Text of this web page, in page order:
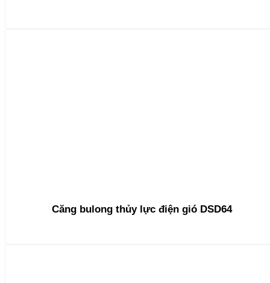
Căng bulong thủy lực điện gió DSD64